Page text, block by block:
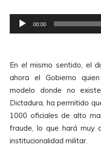
e
o
d
u
c
t
o
r
00:00
En el mismo sentido, el
ahora el Gobierno
modelo donde no
Dictadura, ha permitido
1000 oficiales de alto
fraude, lo que hará muy
institucionalidad militar.